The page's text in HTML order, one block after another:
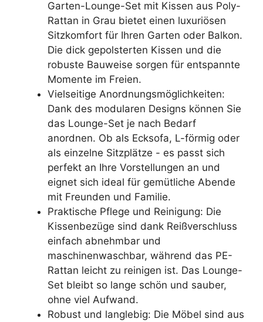
Garten-Lounge-Set mit Kissen aus Poly-
Rattan in Grau bietet einen luxuriösen
Sitzkomfort für Ihren Garten oder Balkon.
Die dick gepolsterten Kissen und die
robuste Bauweise sorgen für entspannte
Momente im Freien.
Vielseitige Anordnungsmöglichkeiten:
Dank des modularen Designs können Sie
das Lounge-Set je nach Bedarf
anordnen. Ob als Ecksofa, L-förmig oder
als einzelne Sitzplätze - es passt sich
perfekt an Ihre Vorstellungen an und
eignet sich ideal für gemütliche Abende
mit Freunden und Familie.
Praktische Pflege und Reinigung: Die
Kissenbezüge sind dank Reißverschluss
einfach abnehmbar und
maschinenwaschbar, während das PE-
Rattan leicht zu reinigen ist. Das Lounge-
Set bleibt so lange schön und sauber,
ohne viel Aufwand.
Robust und langlebig: Die Möbel sind aus